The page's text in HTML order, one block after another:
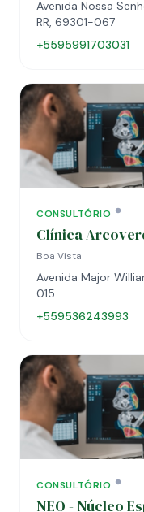
Avenida Nossa
RR, 69301-067
+5595991703031
CONSULTÓRIO
Clínica
Boa Vista
Avenida Major
015
+559536243993
CONSULTÓRIO
NEO - Núcleo